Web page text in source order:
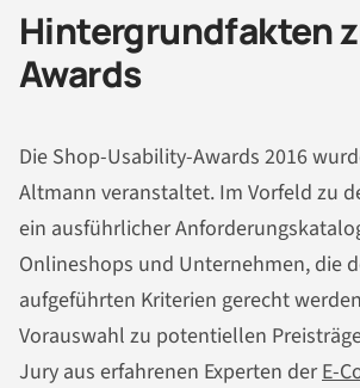
Hintergrundfakten
Awards
Die Shop-Usability-Awards 2016
Altmann veranstaltet. Im Vorfeld zu
ein ausführlicher
Onlineshops und Unternehmen, die
aufgeführten Kriterien gerecht
Vorauswahl zu potentiellen
Jury aus erfahrenen Experten derE-